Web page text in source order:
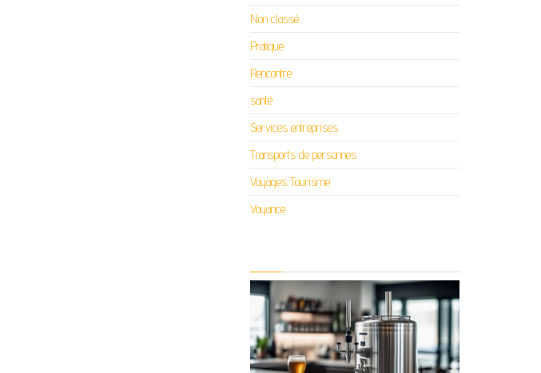
Non classé
Pratique
Rencontre
santé
Services entreprises
Transports de personnes
Voyages Tourisme
Voyance